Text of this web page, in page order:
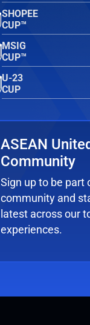
SHOPEE
CUP™
MSIG
CUP™
U-23
CUP
ASEAN
Community
Sign up to be part
community and
latest across our
experiences.